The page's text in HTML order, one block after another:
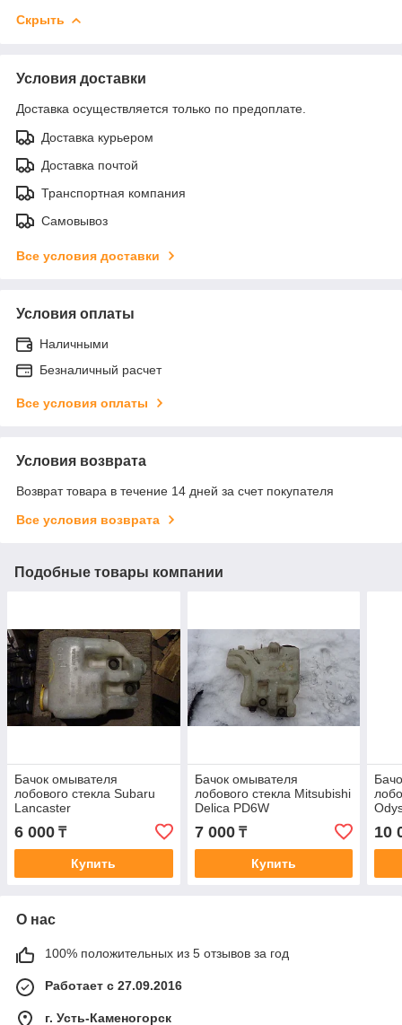
Скрыть
Условия доставки
Доставка осуществляется только по предоплате.
Доставка курьером
Доставка почтой
Транспортная компания
Самовывоз
Все условия доставки
Условия оплаты
Наличными
Безналичный расчет
Все условия оплаты
Условия возврата
Возврат товара в течение 14 дней за счет покупателя
Все условия возврата
Подобные товары компании
Бачок омывателя
лобового стекла Subaru
Lancaster
6 000 ₸
Купить
Бачок омывателя
лобового стекла Mitsubishi
Delica PD6W
7 000₸
Купить
10
О нас
100% положительных из 5 отзывов за год
Работает с 27.09.2016
г. Усть-Каменогорск